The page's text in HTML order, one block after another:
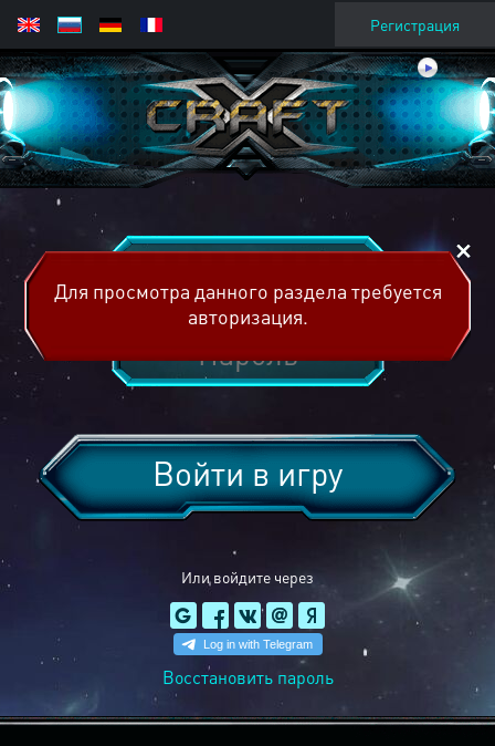
Регистрация
Или войдите через
Войти в игру
Восстановить пароль
Для просмотра данного раздела требуется
авторизация.